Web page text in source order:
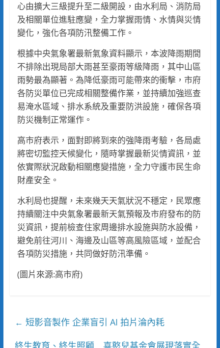
心由擴大三級提升至二級開設，由水利局、消防局
及相關單位進駐應變，全力掌握雨情、水情與災情
變化，強化各項防汛整備工作。
根據中央氣象署最新氣象資料顯示，本波降雨期間
不排除出現局部大雨甚至豪雨等級降雨，其中山區
雨勢最為顯著。為降低豪雨可能帶來的衝擊，市府
各防災單位已完成相關整備作業，並持續加強巡查
易淹水區域、排水系統及重要防洪設施，確保各項
防災機制正常運作。
高市府表示，面對即將到來的強降雨考驗，各局處
將密切監控天候變化，隨時掌握最新災情資訊，並
依實際狀況啟動相關應變措施，全力守護市民生命
財產安全。
水利局也提醒，未來幾天天氣狀況不穩定，民眾應
持續關注中央氣象署最新天氣預報及市府發布的防
災資訊，提前檢查住家周邊排水設施與防水設備，
避免前往河川、海邊及山區等高風險區域，並配合
各項防災措施，共同做好防汛準備。
(圖片來源:高市府)
← 短影音製作 企業盲引 AI 拍片淪內耗
終生教育、終生照顧 喜憨兒基金會展現落實全